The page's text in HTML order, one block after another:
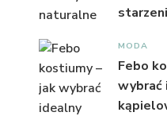
MODA
Febo
wybrać